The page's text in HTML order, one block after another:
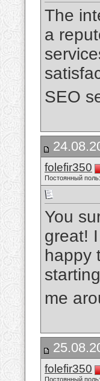
The
a
SEO
folefir350
Постоянный
You
great!
happy
me
folefir350
Постоянный